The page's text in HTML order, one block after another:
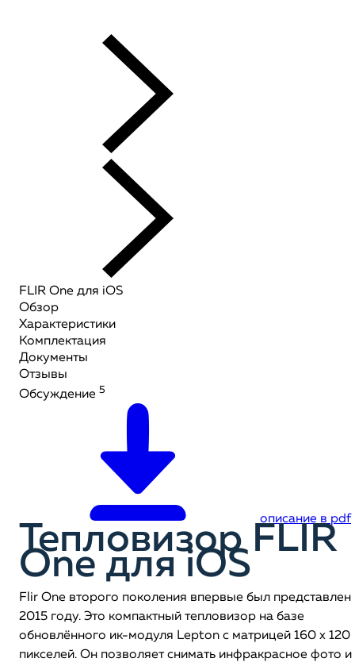
FLIR One для iOS
Обзор
Характеристики
Комплектация
Документы
Отзывы
Обсуждение 5
описание в pdf
Тепловизор FLIR
One для iOS
Flir One второго поколения впервые был представлен
2015 году. Это компактный тепловизор на базе
обновлённого ик-модуля Lepton с матрицей 160 x 120
пикселей. Он позволяет снимать инфракрасное фото и